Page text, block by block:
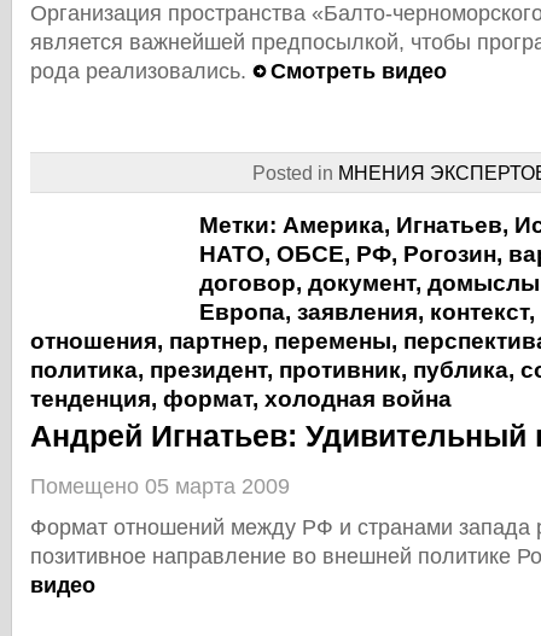
Организация пространства «Балто-
является важнейшей предпосылкой, чтобы
рода реализовались.
Смотреть видео
Posted in МНЕНИЯ
Метки: Америка, Игнатьев,
НАТО, ОБСЕ, РФ, Рогозин,
договор, документ, домыслы
Европа, заявления, контекст,
отношения, партнер, перемены,
политика, президент, противник, публика,
тенденция, формат, холодная война
Андрей Игнатьев: Удивительный
Помещено 05 марта 2009
Формат отношений между РФ и странами запада
позитивное направление во внешней политике
видео